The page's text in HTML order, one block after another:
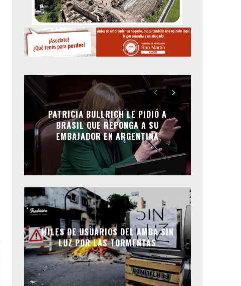
PATRICIA BULLRICH LE PIDIÓ A
BRASIL QUE REPONGA A SU
EMBAJADOR EN ARGENTINA
MILES DE USUARIOS DEL AMBA SIN
LUZ POR LAS TORMENTAS